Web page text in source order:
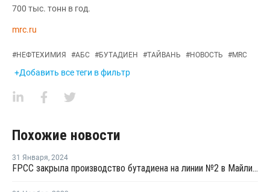
700 тыс. тонн в год.
mrc.ru
#НЕФТЕХИМИЯ #АБС #БУТАДИЕН #ТАЙВАНЬ #НОВОСТЬ #MRC
+Добавить все теги в фильтр
Похожие новости
31 Января, 2024
FPCC закрыла производство бутадиена на линии №2 в Майлиао на ремонт